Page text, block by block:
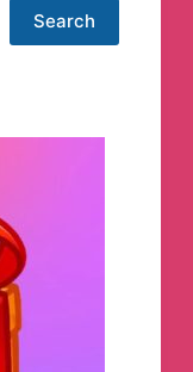
Search